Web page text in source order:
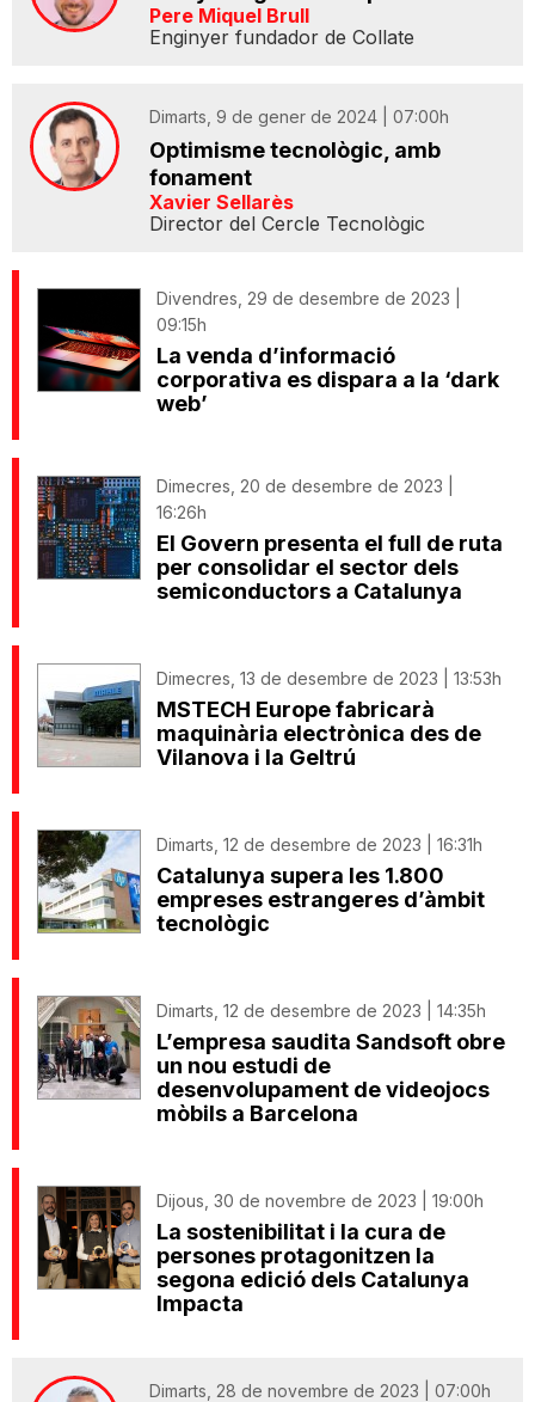
Pere Miquel Brull
Enginyer fundador de Collate
Dimarts, 9 de gener de 2024 | 07:00h
Optimisme tecnològic, amb
fonament
Xavier Sellarès
Director del Cercle Tecnològic
Divendres, 29 de desembre de 2023 |
09:15h
La venda d’informació
corporativa es dispara a la ‘dark
web’
Dimecres, 20 de desembre de 2023 |
16:26h
El Govern presenta el full de ruta
per consolidar el sector dels
semiconductors a Catalunya
Dimecres, 13 de desembre de 2023 | 13:53h
MSTECH Europe fabricarà
maquinària electrònica des de
Vilanova i la Geltrú
Dimarts, 12 de desembre de 2023 | 16:31h
Catalunya supera les 1.800
empreses estrangeres d’àmbit
tecnològic
Dimarts, 12 de desembre de 2023 | 14:35h
L’empresa saudita Sandsoft obre
un nou estudi de
desenvolupament de videojocs
mòbils a Barcelona
Dijous, 30 de novembre de 2023 | 19:00h
La sostenibilitat i la cura de
persones protagonitzen la
segona edició dels Catalunya
Impacta
Dimarts, 28 de novembre de 2023 | 07:00h